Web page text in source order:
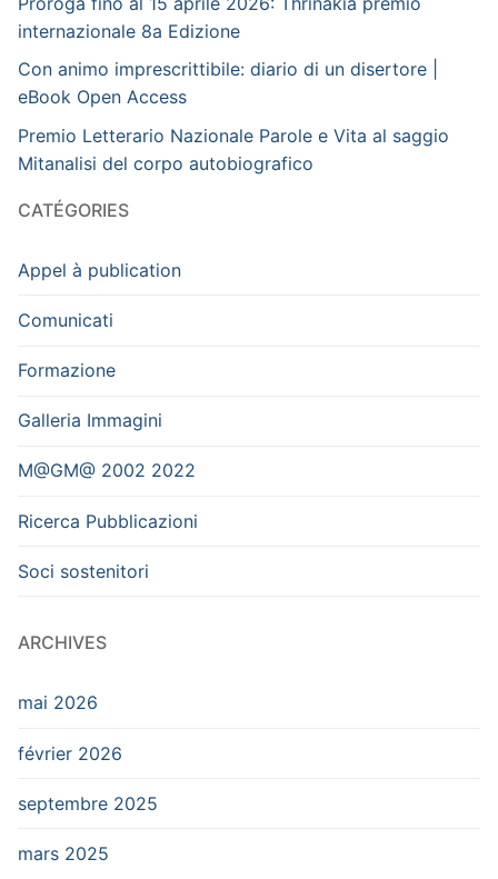
internazionale 8a Edizione
Con animo imprescrittibile: diario di un disertore |
eBook Open Access
Premio Letterario Nazionale Parole e Vita al saggio
Mitanalisi del corpo autobiografico
CATÉGORIES
Appel à publication
Comunicati
Formazione
Galleria Immagini
M@GM@ 2002 2022
Ricerca Pubblicazioni
Soci sostenitori
ARCHIVES
mai 2026
février 2026
septembre 2025
mars 2025